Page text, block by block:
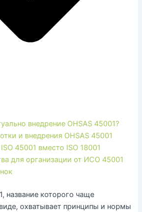
внедрение OHSAS 45001?
и внедрения OHSAS 45001
45001 вместо ISO 18001
для организации от ИСО 45001
название которого чаще
охватывает принципы и нормы